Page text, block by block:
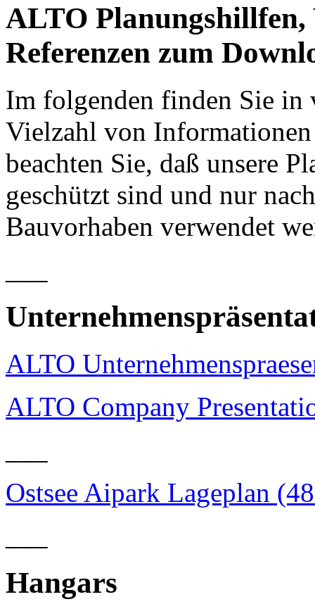
ALTO
Referenzen zum
Im folgenden finden Sie in
Vielzahl von
beachten Sie, daß unsere
geschützt sind und nur
Bauvorhaben verwendet
ALTO
ALTO Company
Ostsee Aipark Lageplan
Hangars